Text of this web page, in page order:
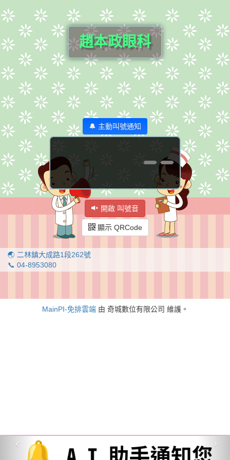
趙本政眼科
🔔 主動叫號通知
--
開啟 叫號音
顯示 QRCode
🌏 二林鎮大成路1段262號
📞 04-8953080
‹ ›
MainPI-免排雲端由 奇城數位有限公司 維護。